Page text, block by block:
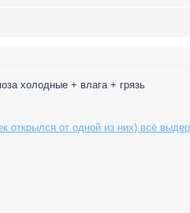
холодные + влага + грязь
открылся от одной из них) всё